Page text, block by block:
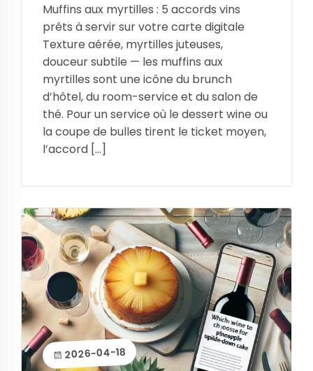
Muffins aux myrtilles : 5 accords vins
prêts à servir sur votre carte digitale
Texture aérée, myrtilles juteuses,
douceur subtile — les muffins aux
myrtilles sont une icône du brunch
d’hôtel, du room-service et du salon de
thé. Pour un service où le dessert wine ou
la coupe de bulles tirent le ticket moyen,
l’accord […]
2026-04-18